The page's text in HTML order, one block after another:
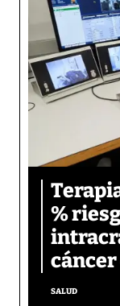
%
SALUD